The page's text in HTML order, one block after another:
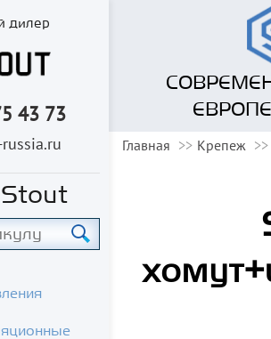
дилер
43 73
Stout
Главная Крепеж